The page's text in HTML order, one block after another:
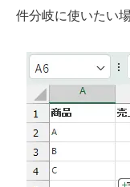
件分岐に使いたい